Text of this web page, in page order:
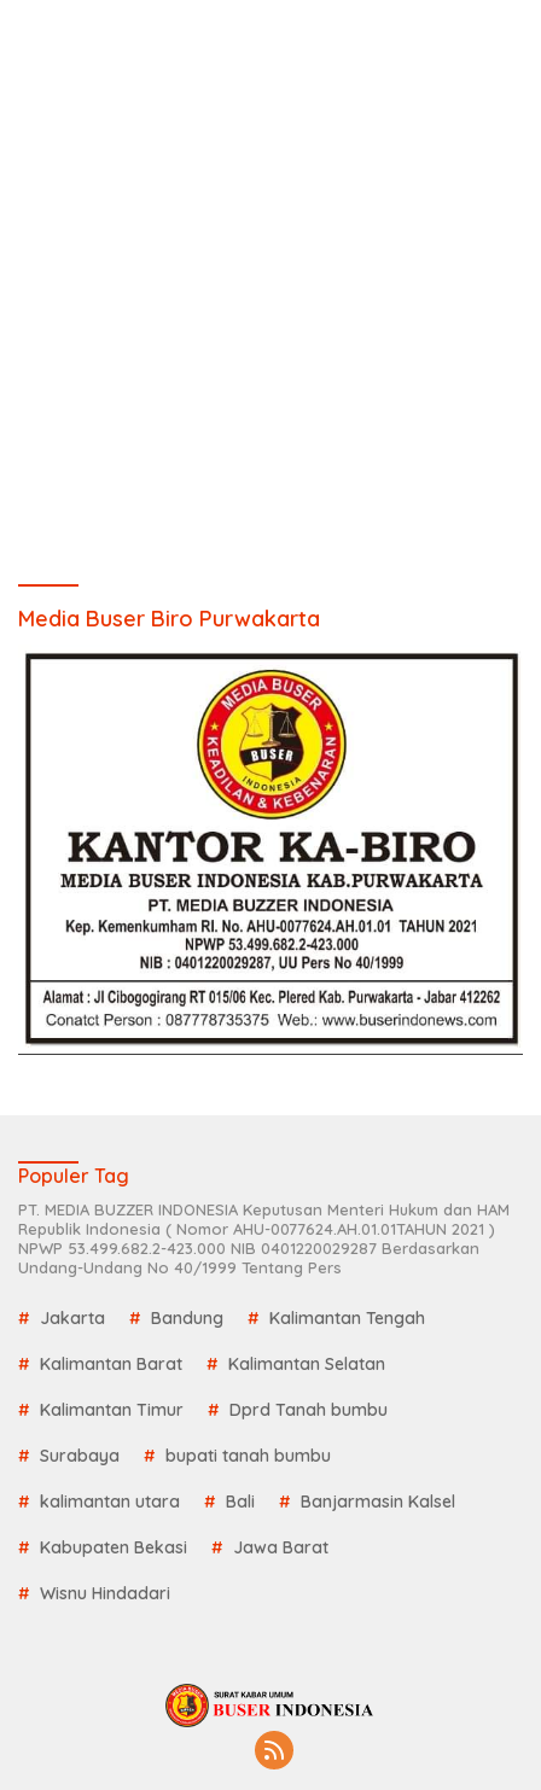
Media Buser Biro Purwakarta
Populer Tag
PT. MEDIA BUZZER INDONESIA Keputusan Menteri Hukum dan HAM
Republik Indonesia ( Nomor AHU-0077624.AH.01.01TAHUN 2021 )
NPWP 53.499.682.2-423.000 NIB 0401220029287 Berdasarkan
Undang-Undang No 40/1999 Tentang Pers
Jakarta Bandung Kalimantan Tengah
Kalimantan Barat Kalimantan Selatan
Kalimantan Timur Dprd Tanah bumbu
Surabaya bupati tanah bumbu
kalimantan utara Bali Banjarmasin Kalsel
Kabupaten Bekasi Jawa Barat
Wisnu Hindadari